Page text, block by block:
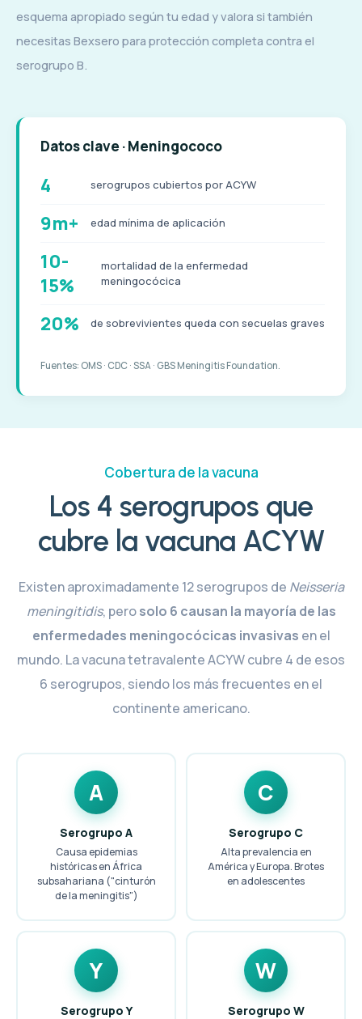
esquema apropiado según tu edad y valora si también
necesitas Bexsero para protección completa contra el
serogrupo B.
Datos clave · Meningococo
4 serogrupos cubiertos por ACYW
9m+ edad mínima de aplicación
10-
15%
mortalidad de la enfermedad
meningocócica
20% de sobrevivientes queda con secuelas graves
Fuentes: OMS · CDC · SSA · GBS Meningitis Foundation.
Cobertura de la vacuna
Los 4 serogrupos que
cubre la vacuna ACYW
Existen aproximadamente 12 serogrupos de Neisseria
meningitidis, perosolo 6 causan la mayoría de las
enfermedades meningocócicas invasivas en el
mundo. La vacuna tetravalente ACYW cubre 4 de esos
6 serogrupos, siendo los más frecuentes en el
continente americano.
A
Serogrupo A
Causa epidemias
históricas en África
subsahariana ("cinturón
de la meningitis")
C
Serogrupo C
Alta prevalencia en
América y Europa. Brotes
en adolescentes
Y
Serogrupo Y
W
Serogrupo W